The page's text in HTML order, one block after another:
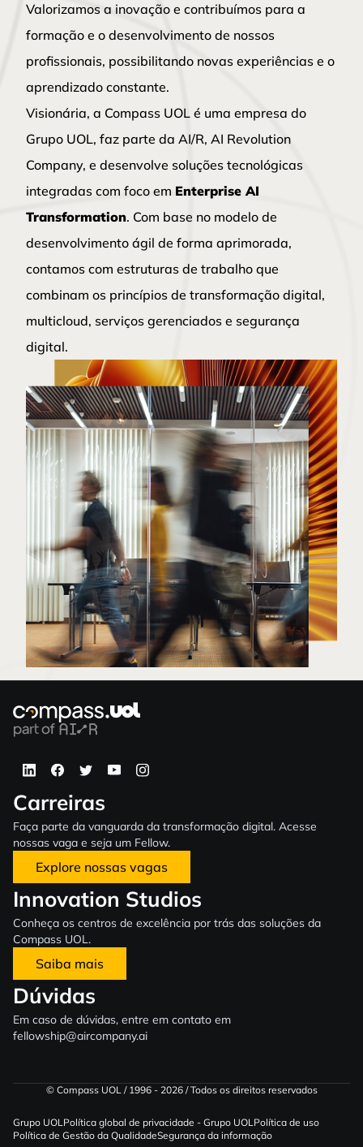
Valorizamos a inovação e contribuímos para a
formação e o desenvolvimento de nossos
profissionais, possibilitando novas experiências e o
aprendizado constante.
Visionária, a Compass UOL é uma empresa do
Grupo UOL, faz parte da AI/R, AI Revolution
Company, e desenvolve soluções tecnológicas
integradas com foco em Enterprise AI
Transformation. Com base no modelo de
desenvolvimento ágil de forma aprimorada,
contamos com estruturas de trabalho que
combinam os princípios de transformação digital,
multicloud, serviços gerenciados e segurança
digital.
Carreiras
Faça parte da vanguarda da transformação digital. Acesse
nossas vaga e seja um Fellow.
Explore nossas vagas
Innovation Studios
Conheça os centros de excelência por trás das soluções da
Compass UOL.
Saiba mais
Dúvidas
Em caso de dúvidas, entre em contato em
fellowship@aircompany.ai
© Compass UOL / 1996 - 2026 / Todos os direitos reservados
Grupo UOLPolítica global de privacidade - Grupo UOLPolítica de uso
Política de Gestão da QualidadeSegurança da informação